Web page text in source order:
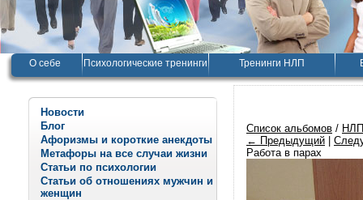
О себе Психологические тренинги Тренинги НЛП
Новости
Блог
Афоризмы и короткие анекдоты
Метафоры на все случаи жизни
Статьи по психологии
Статьи об отношениях мужчин и
женщин
Список альбомов /
← Предыдущий
Работа в парах